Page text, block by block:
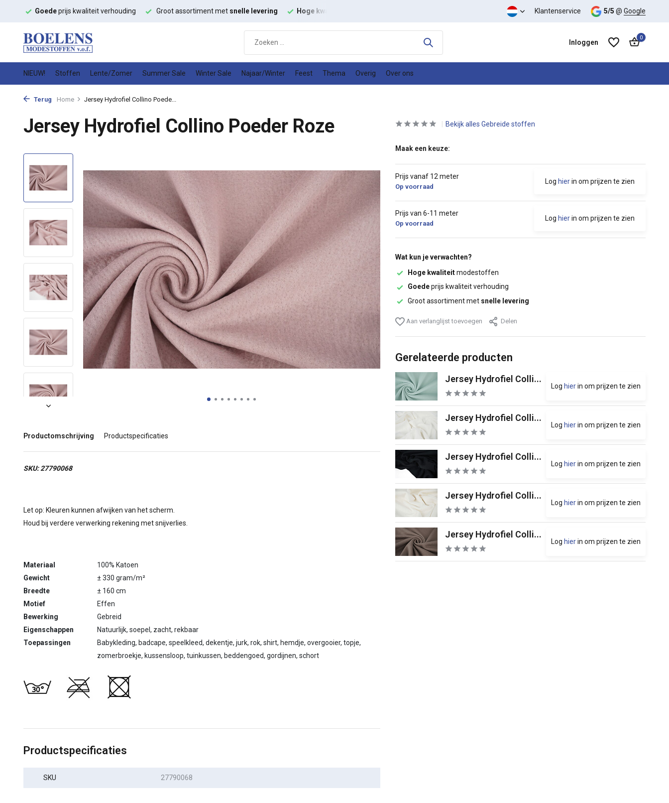
verhouding Groot assortiment met snelle levering Hoge kwaliteit modestoffen Goede Klantenservice 5/5 @ Google
Inloggen
0
NIEUW! Stoffen Lente/Zomer Summer Sale Winter Sale Najaar/Winter Feest Thema Overig Over ons
Terug Home Jersey Hydrofiel Collino Poede...
Jersey Hydrofiel Collino Poeder Roze
Productomschrijving Productspecificaties
SKU: 27790068
Let op: Kleuren kunnen afwijken van het scherm.
Houd bij verdere verwerking rekening met snijverlies.
Materiaal
100% Katoen
Gewicht
± 330 gram/m²
Breedte
± 160 cm
Motief
Effen
Bewerking
Gebreid
Eigenschappen
Natuurlijk, soepel, zacht, rekbaar
Toepassingen
Babykleding, badcape, speelkleed, dekentje, jurk, rok, shirt, hemdje, overgooier, topje,
zomerbroekje, kussensloop, tuinkussen, beddengoed, gordijnen, schort
Productspecificaties
SKU 27790068
Bekijk alles Gebreide stoffen
Maak een keuze:
Prijs vanaf 12 meter
Op voorraad
Log hierin om prijzen te zien
Prijs van 6-11 meter
Op voorraad
Log hierin om prijzen te zien
Wat kun je verwachten?
Hoge kwaliteitmodestoffen
Goedeprijs kwaliteit verhouding
Groot assortiment met snelle levering
Aan verlanglijst toevoegen Delen
Gerelateerde producten
Jersey Hydrofiel Colli...
Log hierin om prijzen te zien
Jersey Hydrofiel Colli...
Log hierin om prijzen te zien
Jersey Hydrofiel Colli...
Log hierin om prijzen te zien
Jersey Hydrofiel Colli...
Log hierin om prijzen te zien
Jersey Hydrofiel Colli...
Log hierin om prijzen te zien